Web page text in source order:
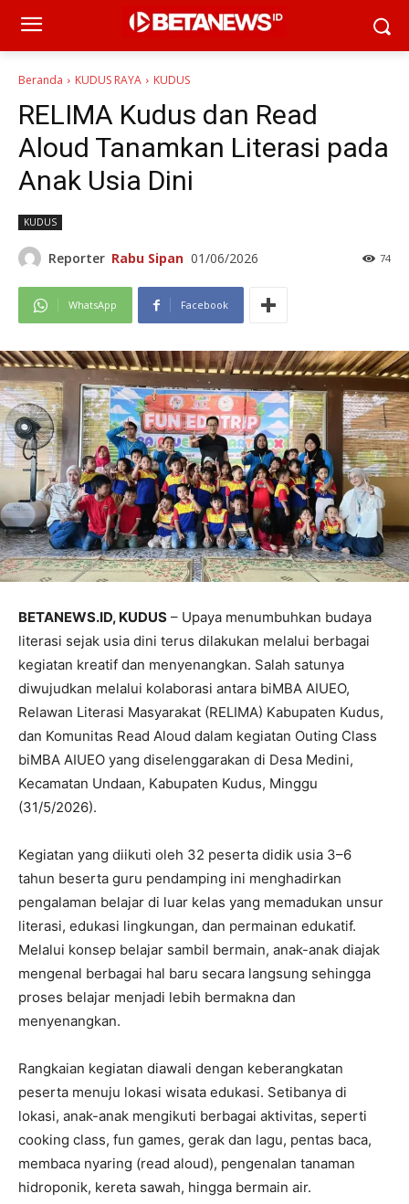
Beranda KUDUS RAYA KUDUS
RELIMA Kudus dan Read
Aloud Tanamkan Literasi pada
Anak Usia Dini
KUDUS
Reporter Rabu Sipan 01/06/2026 74
WhatsApp Facebook
BETANEWS.ID, KUDUS – Upaya menumbuhkan budaya
literasi sejak usia dini terus dilakukan melalui berbagai
kegiatan kreatif dan menyenangkan. Salah satunya
diwujudkan melalui kolaborasi antara biMBA AIUEO,
Relawan Literasi Masyarakat (RELIMA) Kabupaten Kudus,
dan Komunitas Read Aloud dalam kegiatan Outing Class
biMBA AIUEO yang diselenggarakan di Desa Medini,
Kecamatan Undaan, Kabupaten Kudus, Minggu
(31/5/2026).
Kegiatan yang diikuti oleh 32 peserta didik usia 3–6
tahun beserta guru pendamping ini menghadirkan
pengalaman belajar di luar kelas yang memadukan unsur
literasi, edukasi lingkungan, dan permainan edukatif.
Melalui konsep belajar sambil bermain, anak-anak diajak
mengenal berbagai hal baru secara langsung sehingga
proses belajar menjadi lebih bermakna dan
menyenangkan.
Rangkaian kegiatan diawali dengan keberangkatan
peserta menuju lokasi wisata edukasi. Setibanya di
lokasi, anak-anak mengikuti berbagai aktivitas, seperti
cooking class, fun games, gerak dan lagu, pentas baca,
membaca nyaring (read aloud), pengenalan tanaman
hidroponik, kereta sawah, hingga bermain air.